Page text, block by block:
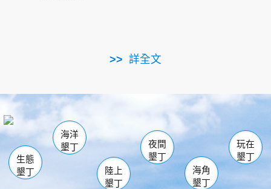
詳全文
南仁湖
海生館
恆春 佳樂水
龍鑾潭自然中心 森林遊樂區
瓊麻館
關山 墾管處遊客中心
社頂公園 風吹沙
船帆石
白砂 龍磐公園
香蕉灣
砂島
鵝鑾鼻
生態
墾丁
海洋
墾丁
陸上
墾丁
夜間
墾丁
海角
墾丁
玩在
墾丁